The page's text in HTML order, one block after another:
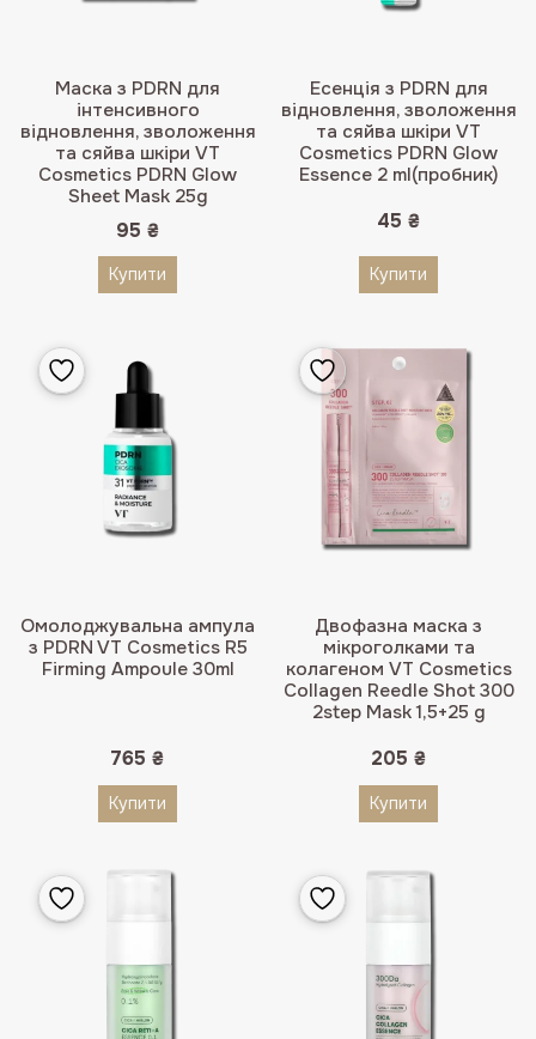
Маска з PDRN для
інтенсивного
відновлення, зволоження
та сяйва шкіри VT
Cosmetics PDRN Glow
Sheet Mask 25g
95 ₴
Купити
Есенція з PDRN для
відновлення, зволоження
та сяйва шкіри VT
Cosmetics PDRN Glow
Essence 2 ml(пробник)
45 ₴
Купити
Омолоджувальна ампула
з PDRN VT Cosmetics R5
Firming Ampoule 30ml
765 ₴
Купити
Двофазна маска з
мікроголками та
колагеном VT Cosmetics
Collagen Reedle Shot 300
2step Mask 1,5+25 g
205 ₴
Купити